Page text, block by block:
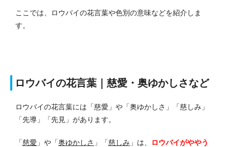
ここでは、ロウバイの花言葉や色別の意味などを紹介しま
す。
ロウバイの花言葉｜慈愛・奥ゆかしさなど
ロウバイの花言葉には「慈愛」や「奥ゆかしさ」「慈しみ」
「先導」「先見」があります。
「慈愛 」や「奥ゆかしさ 」「慈しみ 」は、
ロウバイがややう